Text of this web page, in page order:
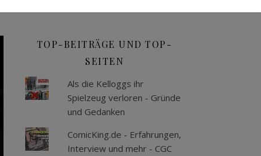
TOP-BEITRÄGE UND TOP-
SEITEN
Als die Kelloggs ihr
Spielzeug verloren - Gründe
und Gedanken
ComicKing.de - Erfahrungen,
Interview und mehr - CGC